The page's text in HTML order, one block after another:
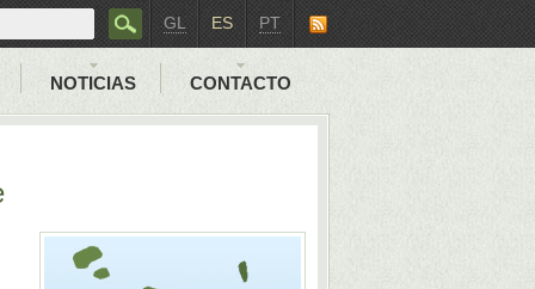
PT
ES
GL
NOTICIAS CONTACTO